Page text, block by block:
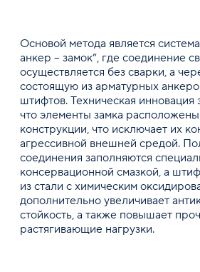
Основой метода является
анкер – замок”, где соединение
осуществляется без сварки, а
состоящую из арматурных
штифтов. Техническая инновация
что элементы замка
конструкции, что исключает их
агрессивной внешней средой.
соединения заполняются
консервационной смазкой, а
из стали с химическим
дополнительно увеличивает
стойкость, а также повышает
растягивающие нагрузки.